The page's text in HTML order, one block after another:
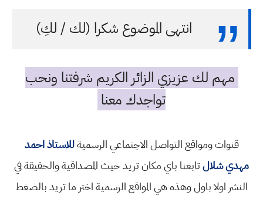
انتهى الموضوع شكرا (لك / لكِ)
مهم لك عزيزي الزائر الكريم شرفتنا ونحب
تواجدك معنا
قنوات ومواقع التواصل الاجتماعي الرسميةللاستاذ احمد
مهدي شلالتابعنا باي مكان تريد حيث المصداقية والحقيقة في
النشر اولا باول وهذه هي المواقع الرسمية اختر ما تريد بالضغط